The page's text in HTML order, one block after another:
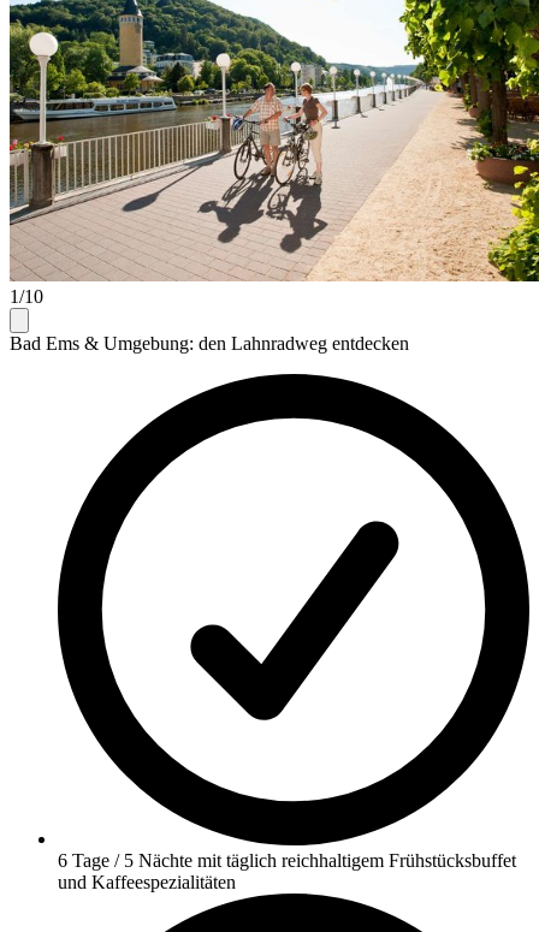
1/10
Bad Ems & Umgebung: den Lahnradweg entdecken
6 Tage / 5 Nächte mit täglich reichhaltigem Frühstücksbuffet
und Kaffeespezialitäten